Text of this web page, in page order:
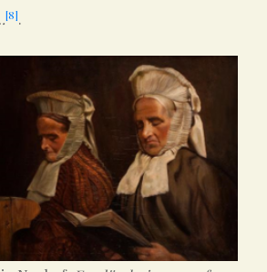
[8].